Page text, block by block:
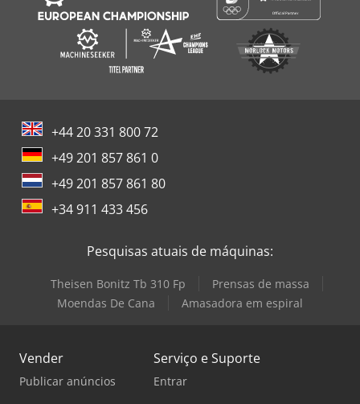
+44 20 331 800 72
+49 201 857 861 0
+49 201 857 861 80
+34 911 433 456
Pesquisas atuais de máquinas:
Theisen Bonitz Tb 310 Fp
Prensas de massa
Moendas De Cana
Amasadora em espiral
Vender
Publicar anúncios
Serviço e Suporte
Entrar